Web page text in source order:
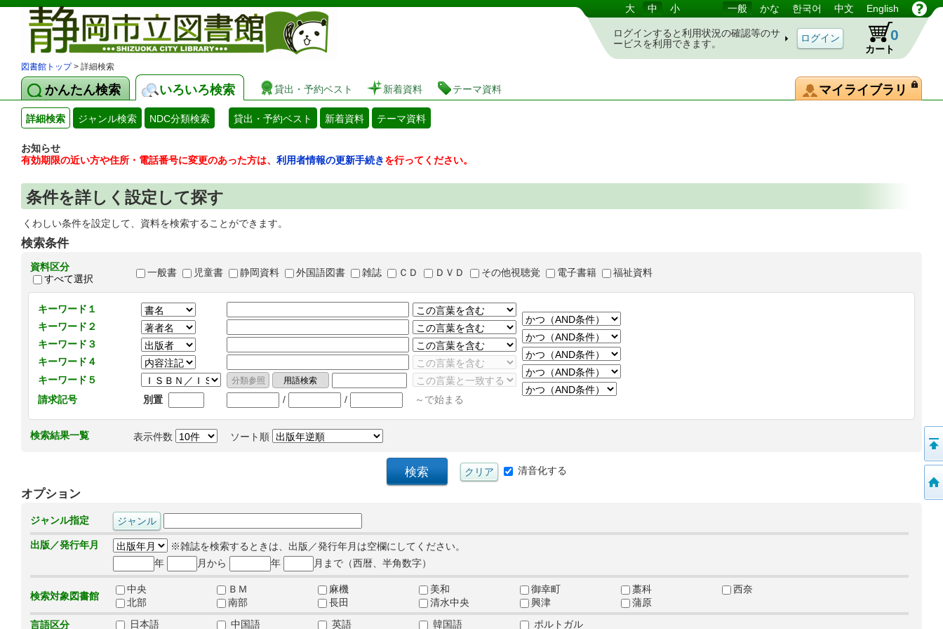
図書館 蔵書検索・予約システム 大 中 小 一般 かな 한국어 中文 English
ログインすると利用状況の確認等のサ
ービスを利用できます。
カート
0
図書館トップ> 詳細検索
かんたん検索 いろいろ検索 貸出・予約ベスト 新着資料 テーマ資料 マイライブラリ
詳細検索 ジャンル検索 NDC分類検索 貸出・予約ベスト 新着資料 テーマ資料
お知らせ
有効期限の近い方や住所・電話番号に変更のあった方は、 利用者情報の更新手続きを行ってください。
条件を詳しく設定して探す
くわしい条件を設定して、資料を検索することができます。
検索条件
資料区分
すべて選択
一般書 児童書 静岡資料 外国語図書 雑誌 ＣＤ ＤＶＤ その他視聴覚 電子書籍 福祉資料
キーワード１
キーワード２
キーワード３
キーワード４
キーワード５
請求記号
別置 / / ～で始まる
検索結果一覧 表示件数 ソート順
清音化する
オプション
ジャンル指定
出版／発行年月
※雑誌を検索するときは、出版／発行年月は空欄にしてください。
年
月から 年 月まで（西暦、半角数字）
検索対象図書館
中央 ＢＭ 麻機 美和 御幸町 藁科
西奈
北部
南部 長田 清水中央 興津
蒲原
言語区分
日本語 中国語 英語 韓国語 ポルトガル